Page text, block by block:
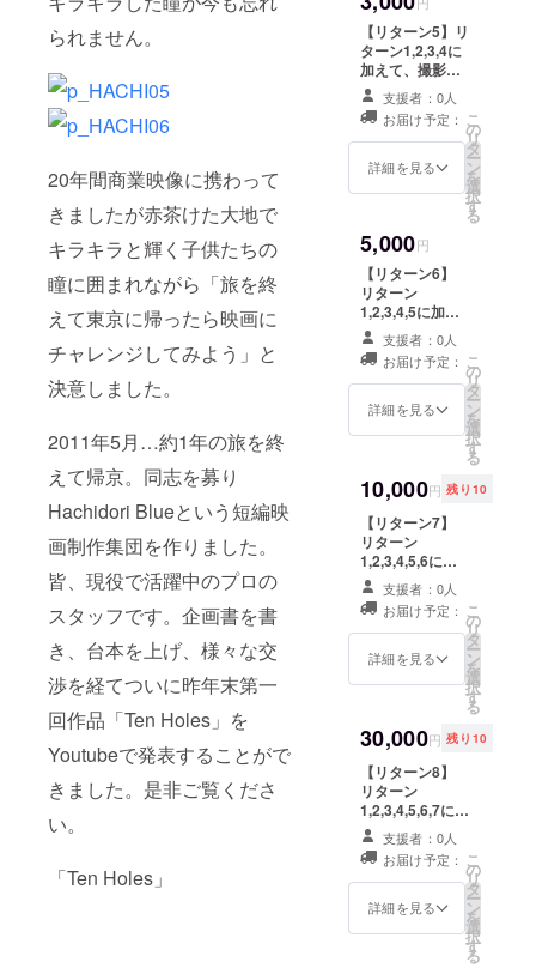
られません。
20年間商業映像に携わって
きましたが赤茶けた大地で
キラキラと輝く子供たちの
瞳に囲まれながら「旅を終
えて東京に帰ったら映画に
チャレンジしてみよう」と
決意しました。
2011年5月…約1年の旅を終
えて帰京。同志を募り
Hachidori Blueという短編映
画制作集団を作りました。
皆、現役で活躍中のプロの
スタッフです。企画書を書
き、台本を上げ、様々な交
渉を経てついに昨年末第一
回作品「Ten Holes」を
Youtubeで発表することがで
きました。是非ご覧くださ
い。
「Ten Holes」
意しまし
た！それか
ら
「HACHIDO
RI BLUE」
を企画立案
し賛同して
いただける
を集いよう
やくひとつ
の形にする
ことができ
ました。。
人生は一度
時間も少な
くなってま
いりまし
た。なにぶ
ん「映画」
育ちではな
いのでこれ
からたくさ
んの困難と
が待ってい
るのはわ
かっていま
す…
しかし命懸
けでこの
「HACHIDO
を掲載させてい
ただきます。掲
載するお名前に
ついては、プロ
ジェクト達成後
にお送りする
メッセージにご
【リターン5】リ
ターン1,2,3,4に
加えて、撮影地
（奥日光と会津
若松）で購入し
たポストカード
どちらか1枚に監
督直筆のThanks
カードの種類は
お選び頂けませ
ん。
支援者：0人
お届け予定：
詳細を見る
こ
の
リ
タ
ー
ン
を
選
択
す
る
5,000円
【リターン6】
リターン
1,2,3,4,5に加え
て、2作品の完成
版の高画質映像
を、あなたの
ウェブページに
掲載して頂くこ
送りします。あ
なたのウェブ
ページが私の作
品の特別な劇場
になります。
支援者：0人
お届け予定：
詳細を見る
こ
の
リ
タ
ー
ン
を
選
択
す
る
10,000円 残り10
【リターン7】
リターン
1,2,3,4,5,6に加
えて、前回作品
「Ten Holes」
と今回制作する
「結晶～A snow
crystal」、「タ
バー入りでお送
りします。 ※世
界で10枚のみの
特別エディショ
ンとなります。
支援者：0人
お届け予定：
詳細を見る
こ
の
リ
タ
ー
ン
を
選
択
す
る
30,000円 残り10
【リターン8】
リターン
1,2,3,4,5,6,7に加
えて、前回作品
「Ten Holes」
と今回制作する
「結晶～A snow
crystal」、「タ
支援者：0人
お届け予定：
詳細を見る
こ
の
リ
タ
ー
ン
を
選
択
す
る